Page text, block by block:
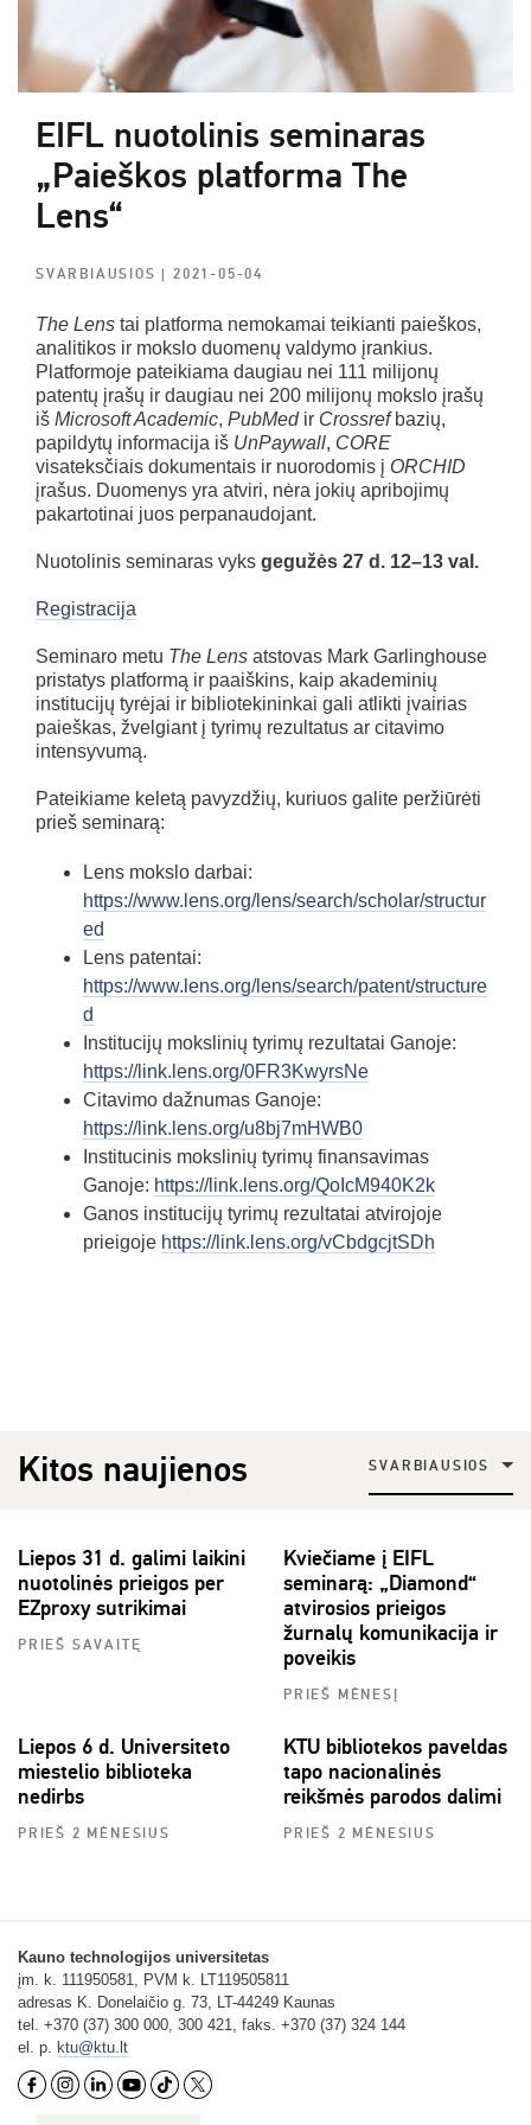
EIFL nuotolinis seminaras
„Paieškos platforma The
Lens“
SVARBIAUSIOS| 2021-05-04
The Lens tai platforma nemokamai teikianti paieškos,
analitikos ir mokslo duomenų valdymo įrankius.
Platformoje pateikiama daugiau nei 111 milijonų
patentų įrašų ir daugiau nei 200 milijonų mokslo įrašų
iš Microsoft Academic, PubMedir Crossrefbazių,
papildytų informacija iš UnPaywall, CORE
visateksčiais dokumentais ir nuorodomis į ORCHID
įrašus. Duomenys yra atviri, nėra jokių apribojimų
pakartotinai juos perpanaudojant.
Nuotolinis seminaras vyks gegužės 27 d. 12–13 val.
Registracija
Seminaro metu The Lens atstovas Mark Garlinghouse
pristatys platformą ir paaiškins, kaip akademinių
institucijų tyrėjai ir bibliotekininkai gali atlikti įvairias
paieškas, žvelgiant į tyrimų rezultatus ar citavimo
intensyvumą.
Pateikiame keletą pavyzdžių, kuriuos galite peržiūrėti
prieš seminarą:
Lens mokslo darbai:
https://www.lens.org/lens/search/scholar/structur
ed
Lens patentai:
https://www.lens.org/lens/search/patent/structure
d
Institucijų mokslinių tyrimų rezultatai Ganoje:
https://link.lens.org/0FR3KwyrsNe
Citavimo dažnumas Ganoje:
https://link.lens.org/u8bj7mHWB0
Institucinis mokslinių tyrimų finansavimas
Ganoje: https://link.lens.org/QoIcM940K2k
Ganos institucijų tyrimų rezultatai atvirojoje
prieigoje https://link.lens.org/vCbdgcjtSDh
Kitos naujienos SVARBIAUSIOS
Liepos 31 d. galimi laikini
nuotolinės prieigos per
EZproxy sutrikimai
PRIEŠ SAVAITĘ
Kviečiame į EIFL
seminarą: „Diamond“
atvirosios prieigos
žurnalų komunikacija ir
poveikis
PRIEŠ MĖNESĮ
Liepos 6 d. Universiteto
miestelio biblioteka
nedirbs
PRIEŠ 2 MĖNESIUS
KTU bibliotekos paveldas
tapo nacionalinės
reikšmės parodos dalimi
PRIEŠ 2 MĖNESIUS
Kauno technologijos universitetas
įm. k. 111950581, PVM k. LT119505811
adresas K. Donelaičio g. 73, LT-44249 Kaunas
tel. +370 (37) 300 000, 300 421, faks. +370 (37) 324 144
el. p. ktu@ktu.lt